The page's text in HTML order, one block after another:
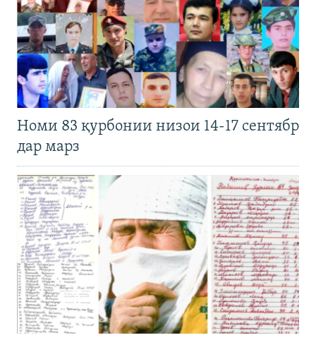
Номи 83 қурбонии низои 14-17 сентябр
дар марз